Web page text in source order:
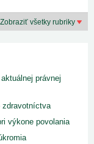
Zobraziť všetky rubriky
právnej
zdravotníctva
výkone povolania